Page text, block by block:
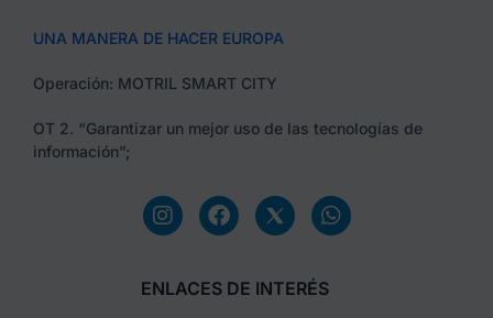
UNA MANERA DE HACER EUROPA
Operación: MOTRIL SMART CITY
OT 2. “Garantizar un mejor uso de las tecnologías de
información”;
ENLACES DE INTERÉS